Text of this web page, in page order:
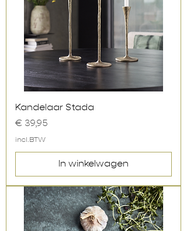
Kandelaar Stada
Prijs
€ 39,95
incl.BTW
In winkelwagen